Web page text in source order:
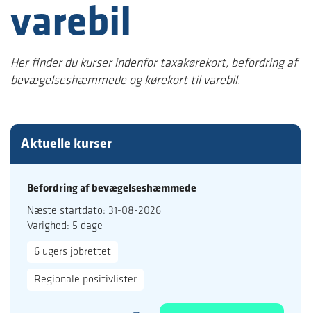
varebil
Her finder du kurser indenfor taxakørekort, befordring af
bevægelseshæmmede og kørekort til varebil.
Aktuelle kurser
Befordring af bevægelseshæmmede
6 ugers jobrettet
Regionale positivlister
Næste startdato: 31-08-2026
Varighed: 5 dage